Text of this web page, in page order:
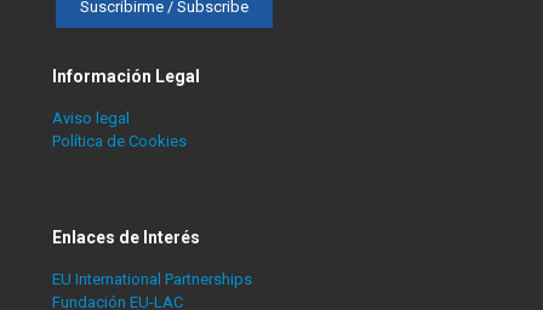
Información Legal
Aviso legal
Política de Cookies
Enlaces de Interés
EU International Partnerships
Fundación EU-LAC